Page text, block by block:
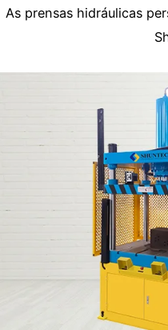
As prensas hidráulicas